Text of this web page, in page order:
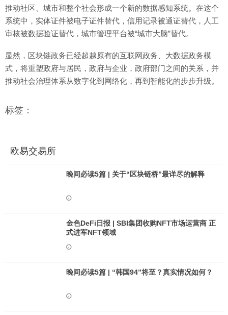
推动社区、城市和整个社会形成一个新的数据感知系统。在这个
系统中，实体证件被电子证件替代，信用记录被通证替代，人工
审核被数据验证替代，城市管理平台被“城市大脑”替代。
显然，区块链政务已经超越原有的互联网政务、大数据政务模
式，将重塑政府与居民，政府与企业，政府部门之间的关系，并
推动社会治理体系从数字化到网络化，再到智能化的步步升级。
标签：
欧易交易所
晚间必读5篇 | 关于“区块链桥”最详尽的解释
金色DeFi日报 | SBI集团收购NFT市场运营商 正
式进军NFT领域
晚间必读5篇 | “韩国94”将至？真实情况如何？